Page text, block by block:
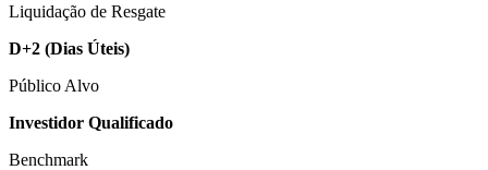
Liquidação de Resgate
D+2 (Dias Úteis)
Público Alvo
Investidor Qualificado
Benchmark